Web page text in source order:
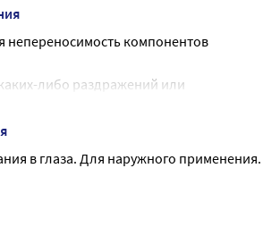
Ferment Lysate Filtrate, Linoleic
Benzoate, Potassium Sorbate.
непереносимость компонентов
либо раздражений или
в глаза. Для наружного применения.